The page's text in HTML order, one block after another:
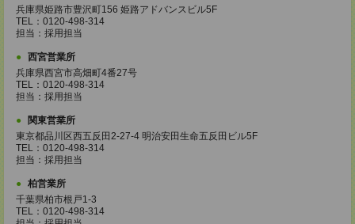
兵庫県姫路市豊沢町156 姫路アドバンスビル5F
TEL：0120-498-314
担当：採用担当
西宮営業所
兵庫県西宮市高畑町4番27号
TEL：0120-498-314
担当：採用担当
関東営業所
東京都品川区西五反田2-27-4 明治安田生命五反田ビル5F
TEL：0120-498-314
担当：採用担当
柏営業所
千葉県柏市根戸1-3
TEL：0120-498-314